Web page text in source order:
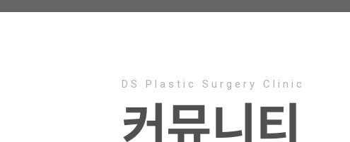
DS Plastic Surgery Clinic
커뮤니티